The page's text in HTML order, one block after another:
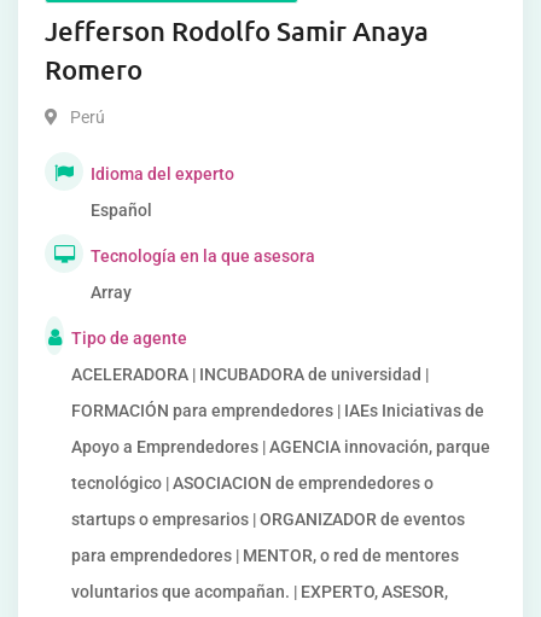
Jefferson Rodolfo Samir Anaya
Romero
Perú
Idioma del experto
Español
Tecnología en la que asesora
Array
Tipo de agente
ACELERADORA | INCUBADORA de universidad |
FORMACIÓN para emprendedores | IAEs Iniciativas de
Apoyo a Emprendedores | AGENCIA innovación, parque
tecnológico | ASOCIACION de emprendedores o
startups o empresarios | ORGANIZADOR de eventos
para emprendedores | MENTOR, o red de mentores
voluntarios que acompañan. | EXPERTO, ASESOR,